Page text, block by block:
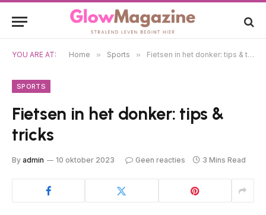
YOU ARE AT: Home » Sports » Fietsen in het donker: tips & tricks
SPORTS
Fietsen in het donker: tips &
tricks
By admin 10 oktober 2023 Geen reacties 3 Mins Read